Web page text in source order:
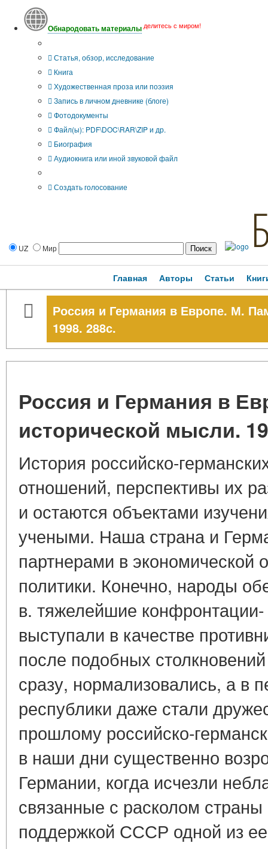
Обнародовать материалы делитесь с миром!
Статья, обзор, исследование
Книга
Художественная проза или поэзия
Запись в личном дневнике (блоге)
Фотодокументы
Файл(ы): PDF\DOC\RAR\ZIP и др.
Биография
Аудиокнига или иной звуковой файл
Создать голосование
UZ Мир
Главная Авторы Статьи
Россия и Германия в Европе. М.
1998. 288с.
Россия и Германия в
исторической мысли.
История российско-
отношений, перспективы их
и остаются объектами
учеными. Наша страна и
партнерами в экономической
политики. Конечно, народы
в. тяжелейшие
выступали в качестве
после подобных
сразу, нормализовались, а в
республики даже стали
прошлому российско-
в наши дни существенно
Германии, когда исчезли
связанные с расколом страны
поддержкой СССР одной из